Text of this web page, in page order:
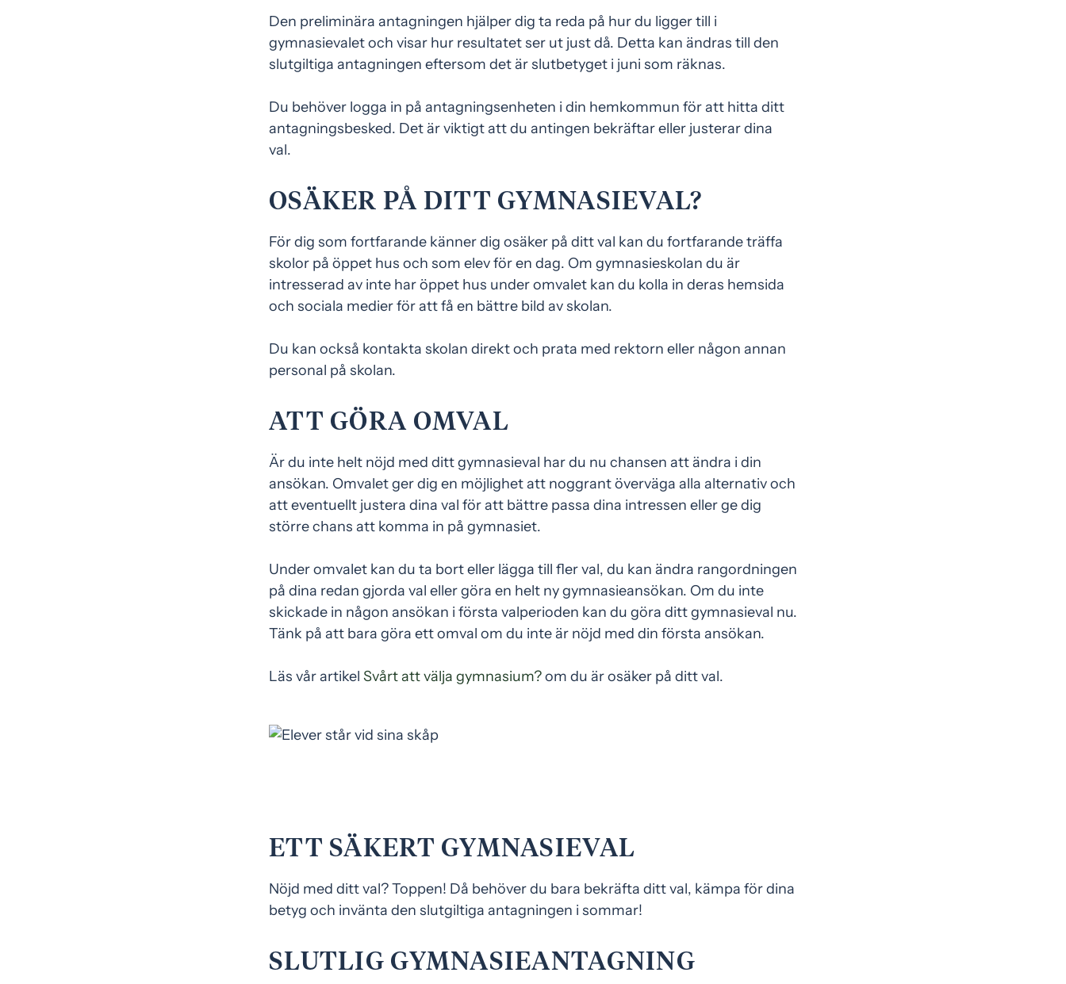
Den preliminära antagningen hjälper dig ta reda på hur du ligger till i
gymnasievalet och visar hur resultatet ser ut just då. Detta kan ändras till den
slutgiltiga antagningen eftersom det är slutbetyget i juni som räknas.
Du behöver logga in på antagningsenheten i din hemkommun för att hitta ditt
antagningsbesked. Det är viktigt att du antingen bekräftar eller justerar dina
val.
OSÄKER PÅ DITT GYMNASIEVAL?
För dig som fortfarande känner dig osäker på ditt val kan du fortfarande träffa
skolor på öppet hus och som elev för en dag. Om gymnasieskolan du är
intresserad av inte har öppet hus under omvalet kan du kolla in deras hemsida
och sociala medier för att få en bättre bild av skolan.
Du kan också kontakta skolan direkt och prata med rektorn eller någon annan
personal på skolan.
ATT GÖRA OMVAL
Är du inte helt nöjd med ditt gymnasieval har du nu chansen att ändra i din
ansökan. Omvalet ger dig en möjlighet att noggrant överväga alla alternativ och
att eventuellt justera dina val för att bättre passa dina intressen eller ge dig
större chans att komma in på gymnasiet.
Under omvalet kan du ta bort eller lägga till fler val, du kan ändra rangordningen
på dina redan gjorda val eller göra en helt ny gymnasieansökan. Om du inte
skickade in någon ansökan i första valperioden kan du göra ditt gymnasieval nu.
Tänk på att bara göra ett omval om du inte är nöjd med din första ansökan.
Läs vår artikel Svårt att välja gymnasium?om du är osäker på ditt val.
ETT SÄKERT GYMNASIEVAL
Nöjd med ditt val? Toppen! Då behöver du bara bekräfta ditt val, kämpa för dina
betyg och invänta den slutgiltiga antagningen i sommar!
SLUTLIG GYMNASIEANTAGNING